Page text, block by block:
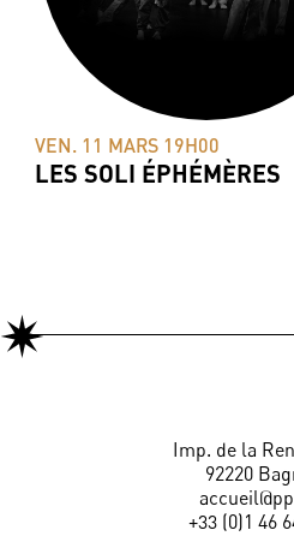
VEN. 11 MARS 19H00
LES SOLI ÉPHÉMÈRES
Imp. de la
92220
+33 (0)1 46